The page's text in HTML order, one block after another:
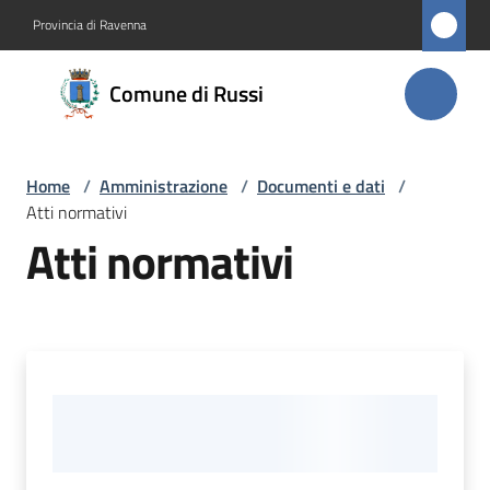
Provincia di Ravenna
Comune di Russi
Comune
di Russi
Amministrazione
Menu selezionato
Novità
Home / Amministrazione / Documenti e dati /
Atti normativi
Atti normativi